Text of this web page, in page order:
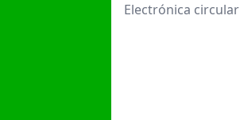
Electrónica circular